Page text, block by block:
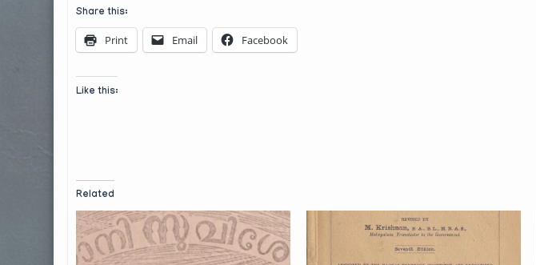
Share this:
Print Email Facebook
Like this:
Related